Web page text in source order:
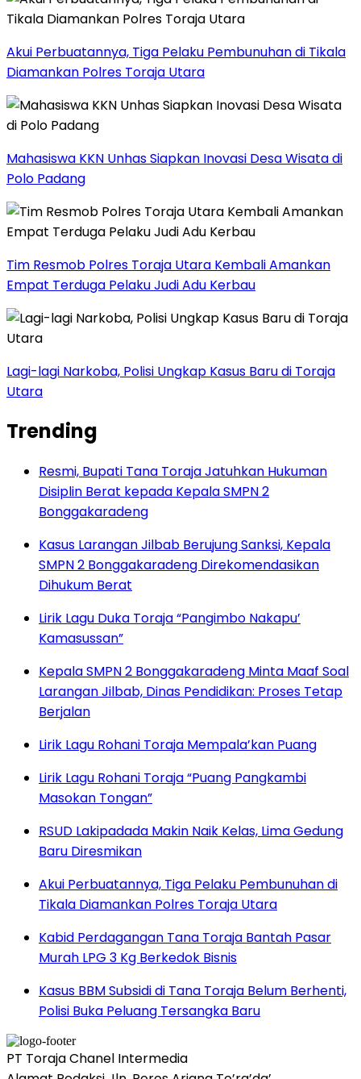
Akui Perbuatannya, Tiga Pelaku Pembunuhan di Tikala
Diamankan Polres Toraja Utara
Mahasiswa KKN Unhas Siapkan Inovasi Desa Wisata di
Polo Padang
Tim Resmob Polres Toraja Utara Kembali Amankan
Empat Terduga Pelaku Judi Adu Kerbau
Lagi-lagi Narkoba, Polisi Ungkap Kasus Baru di Toraja
Utara
Trending
Resmi, Bupati Tana Toraja Jatuhkan Hukuman
Disiplin Berat kepada Kepala SMPN 2
Bonggakaradeng
Kasus Larangan Jilbab Berujung Sanksi, Kepala
SMPN 2 Bonggakaradeng Direkomendasikan
Dihukum Berat
Lirik Lagu Duka Toraja “Pangimbo Nakapu’
Kamasussan”
Kepala SMPN 2 Bonggakaradeng Minta Maaf Soal
Larangan Jilbab, Dinas Pendidikan: Proses Tetap
Berjalan
Lirik Lagu Rohani Toraja Mempala’kan Puang
Lirik Lagu Rohani Toraja “Puang Pangkambi
Masokan Tongan”
RSUD Lakipadada Makin Naik Kelas, Lima Gedung
Baru Diresmikan
Akui Perbuatannya, Tiga Pelaku Pembunuhan di
Tikala Diamankan Polres Toraja Utara
Kabid Perdagangan Tana Toraja Bantah Pasar
Murah LPG 3 Kg Berkedok Bisnis
Kasus BBM Subsidi di Tana Toraja Belum Berhenti,
Polisi Buka Peluang Tersangka Baru
PT Toraja Chanel Intermedia